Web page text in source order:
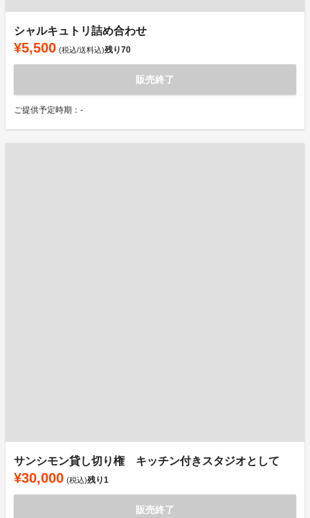
シャルキュトリ詰め合わせ
¥5,500 (税込/送料込)残り70
販売終了
ご提供予定時期：-
サンシモン貸し切り権 キッチン付きスタジオとして
¥30,000 (税込)残り1
販売終了